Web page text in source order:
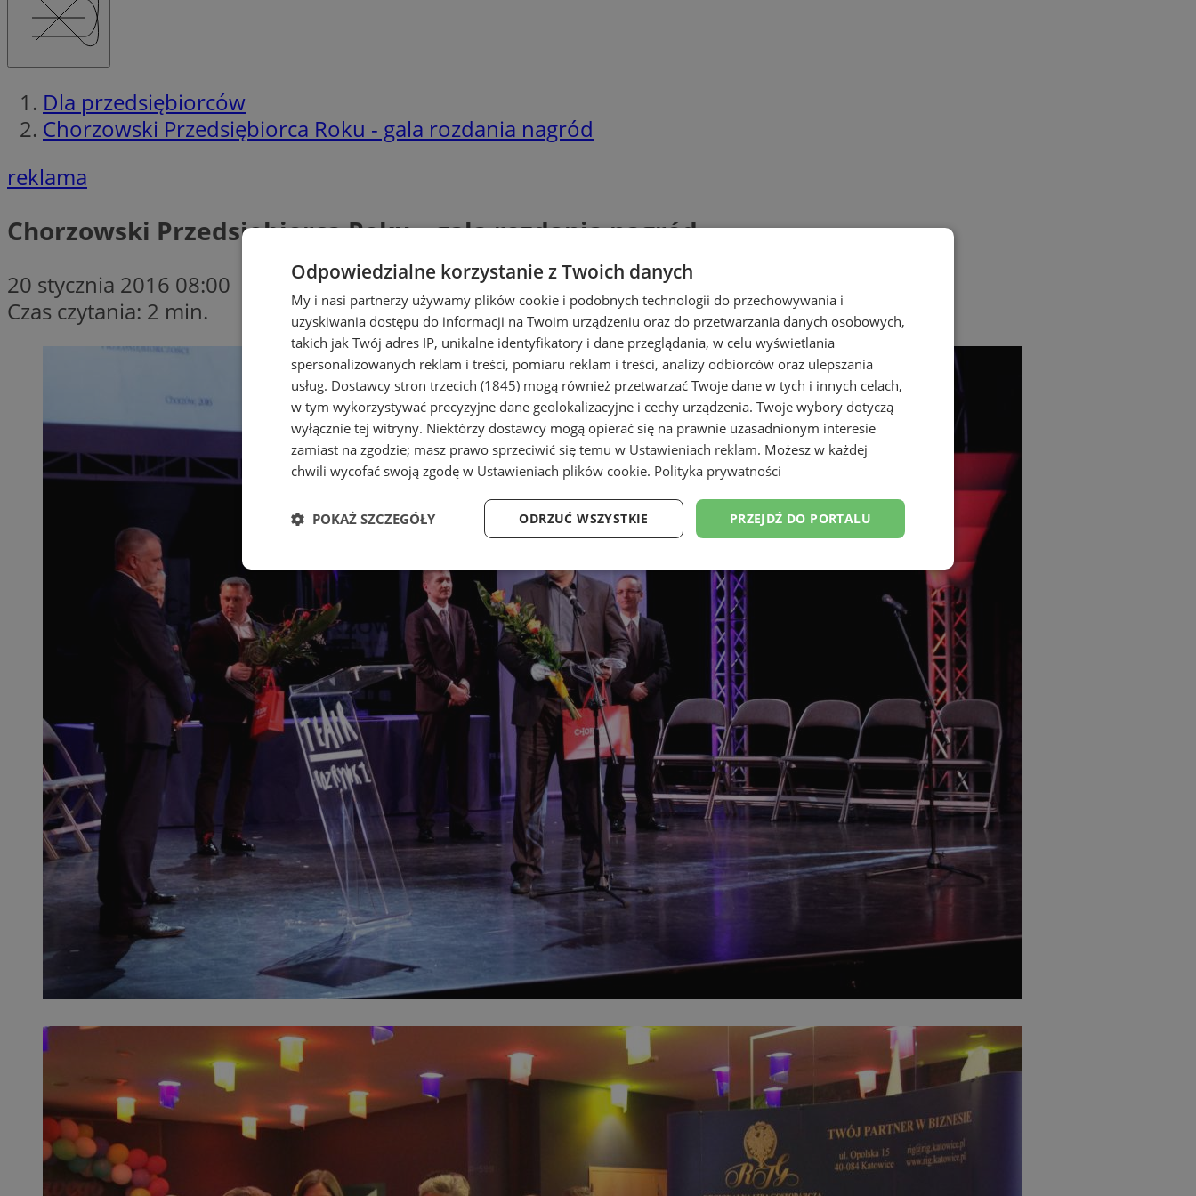
Dla przedsiębiorców
Chorzowski Przedsiębiorca Roku - gala rozdania nagród
reklama
Chorzowski Przedsiębiorca Roku – gala rozdania nagród
20 stycznia 2016 08:00
Czas czytania: 2 min.
Odpowiedzialne korzystanie z Twoich danych
My i nasi partnerzy używamy plików cookie i podobnych technologii do przechowywania i
uzyskiwania dostępu do informacji na Twoim urządzeniu oraz do przetwarzania danych osobowych,
takich jak Twój adres IP, unikalne identyfikatory i dane przeglądania, w celu wyświetlania
spersonalizowanych reklam i treści, pomiaru reklam i treści, analizy odbiorców oraz ulepszania
usług. Dostawcy stron trzecich (1845) mogą również przetwarzać Twoje dane w tych i innych celach,
w tym wykorzystywać precyzyjne dane geolokalizacyjne i cechy urządzenia. Twoje wybory dotyczą
wyłącznie tej witryny. Niektórzy dostawcy mogą opierać się na prawnie uzasadnionym interesie
zamiast na zgodzie; masz prawo sprzeciwić się temu w Ustawieniach reklam. Możesz w każdej
chwili wycofać swoją zgodę w Ustawieniach plików cookie. Polityka prywatności
PRZEJDŹ DO PORTALU
ODRZUĆ WSZYSTKIE
POKAŻ SZCZEGÓŁY
Niezbędne Wydajność Targetowanie Funkcjonalność Niesklasyfikowane
Wydajność Targetowanie Funkcjonalność Niesklasyfikowane
Niezbędne pliki cookie umożliwiają korzystanie z podstawowych funkcji strony internetowej, takich jak logowanie użytkownika i
zarządzanie kontem. Bez niezbędnych plików cookie nie można prawidłowo korzystać ze strony internetowej.
Nazwa Domena
Okres
przechowywania
QeSessID mojchorzow.pl 1 rok
Ten plik cookie przechowuje identyfikator sesji.
MvSessID
mojchorzow.pl 1 rok
Ten plik cookie przechowuje identyfikator sesji.
SessID
mojchorzow.pl 1 rok
Ten plik cookie przechowuje identyfikator sesji.
CookieScriptConsent
CookieScript
mojchorzow.pl
4 tygodnie 2 dni
Ten plik cookie jest używany przez usługę Cookie-
Script.com do zapamiętywania preferencji
__cf_bm
sekundy
Ten plik cookie służy do rozróżniania ludzi i
botów. Jest to korzystne dla strony internetowej,
ponieważ umożliwia tworzenie ważnych raportów
na temat korzystania z jej witryny internetowej.
VISITOR_PRIVACY_METADATA
YouTube
5 miesięcy 4
tygodnie
Ten plik cookie przechowuje informacje o zgodzie
użytkownika oraz jego preferencjach dotyczących
prywatności podczas korzystania z witryny.
Rejestruje wybory dotyczące polityki prywatności
i ustawień zgody, zapewniając ich przestrzeganie
w kolejnych wizytach. Dzięki temu użytkownik nie
musi ponownie konfigurować swoich preferencji,
co zwiększa wygodę i zgodność z regulacjami
Rejestruje, który klaster serwerów obsługuje
gościa. Jest to używane w kontekście
równoważenia obciążenia w celu optymalizacji
doświadczenia użytkownika.
Google Privacy Policy